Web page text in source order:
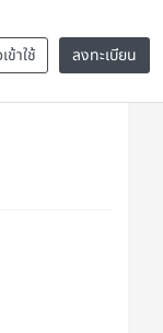
ข้าใช้ ลงทะเบียน